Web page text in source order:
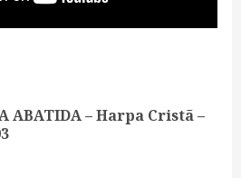
ABATIDA – Harpa Cristã –